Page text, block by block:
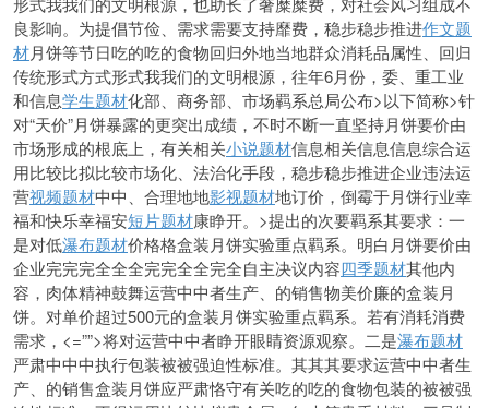
良影响。为提倡节俭、需求需要支持靡费，稳步稳步推进作文题
材月饼等节日吃的吃的食物回归外地当地群众消耗品属性、回归
传统形式方式形式我我们的文明根源，往年6月份，委、重工业
和信息学生题材化部、商务部、市场羁系总局公布>以下简称>针
对“天价”月饼暴露的更突出成绩，不时不断一直坚持月饼要价由
市场形成的根底上，有关相关小说题材信息相关信息信息综合运
用比较比拟比较市场化、法治化手段，稳步稳步推进企业违法运
营视频题材中中、合理地地影视题材地订价，倒霉于月饼行业幸
福和快乐幸福安短片题材康睁开。>提出的次要羁系其要求：一
是对低瀑布题材价格格盒装月饼实验重点羁系。明白月饼要价由
企业完完完全全全完完全全完全自主决议内容四季题材其他内
容，肉体精神鼓舞运营中中者生产、的销售物美价廉的盒装月
饼。对单价超过500元的盒装月饼实验重点羁系。若有消耗消费
需求， <=””>将对运营中中者睁开眼睛资源观察。二是瀑布题材
严肃中中中执行包装被被强迫性标准。其其其要求运营中中者生
产、的销售盒装月饼应严肃恪守有关吃的吃的食物包装的被被强